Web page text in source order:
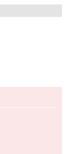
！」